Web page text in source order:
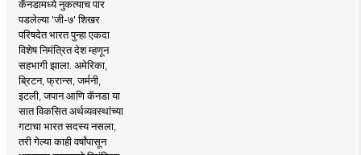
कॅनडामध्ये नुकत्याच पार
पडलेल्या 'जी-७' शिखर
परिषदेत भारत पुन्हा एकदा
विशेष निमंत्रित देश म्हणून
सहभागी झाला. अमेरिका,
ब्रिटन, फ्रान्स, जर्मनी,
इटली, जपान आणि कॅनडा या
सात विकसित अर्थव्यवस्थांच्या
गटाचा भारत सदस्य नसला,
तरी गेल्या काही वर्षांपासून